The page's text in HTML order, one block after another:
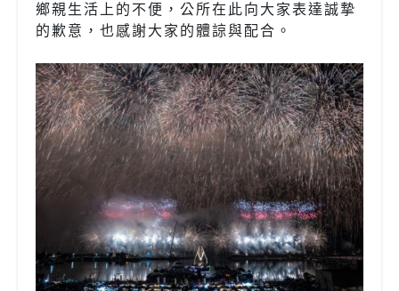
鄉親生活上的不便，公所在此向大家表達誠摯
的歉意，也感謝大家的體諒與配合。